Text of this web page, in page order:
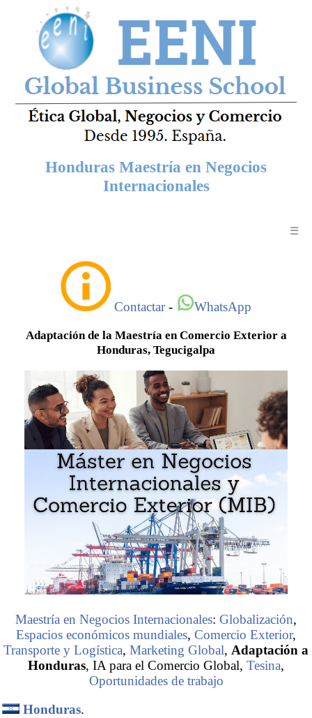
Honduras Maestría en Negocios
Internacionales
☰
Contactar- WhatsApp
Adaptación de la Maestría en Comercio Exterior a
Honduras, Tegucigalpa
Maestría en Negocios Internacionales: Globalización,
Espacios económicos mundiales, Comercio Exterior,
Transporte y Logística, Marketing Global, Adaptación a
Honduras, IA para el Comercio Global, Tesina,
Oportunidades de trabajo
Honduras.